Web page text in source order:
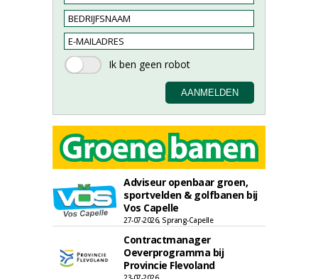
Adviseur openbaar groen,
sportvelden & golfbanen bij
Vos Capelle
27-07-2026, Sprang-Capelle
Contractmanager
Oeverprogramma bij
Provincie Flevoland